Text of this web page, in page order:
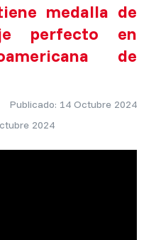
medalla de
perfecto en
de
Publicado: 14 Octubre 2024
2024